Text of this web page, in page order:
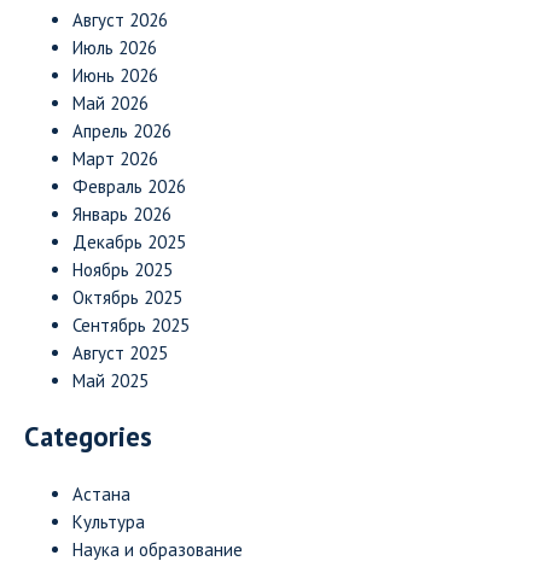
Август 2026
Июль 2026
Июнь 2026
Май 2026
Апрель 2026
Март 2026
Февраль 2026
Январь 2026
Декабрь 2025
Ноябрь 2025
Октябрь 2025
Сентябрь 2025
Август 2025
Май 2025
Categories
Астана
Культура
Наука и образование